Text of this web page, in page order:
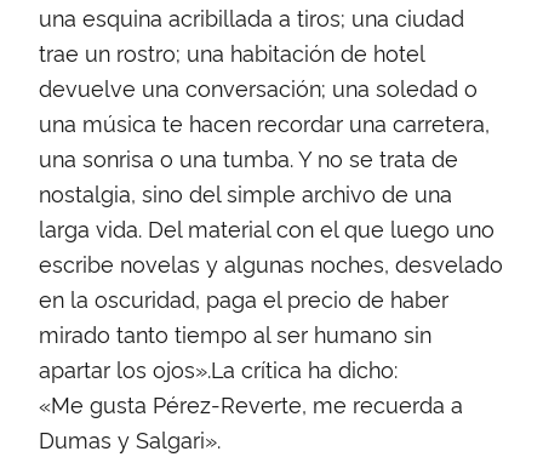
una esquina acribillada a tiros; una ciudad
trae un rostro; una habitación de hotel
devuelve una conversación; una soledad o
una música te hacen recordar una carretera,
una sonrisa o una tumba. Y no se trata de
nostalgia, sino del simple archivo de una
larga vida. Del material con el que luego uno
escribe novelas y algunas noches, desvelado
en la oscuridad, paga el precio de haber
mirado tanto tiempo al ser humano sin
apartar los ojos».La crítica ha dicho:
«Me gusta Pérez-Reverte, me recuerda a
Dumas y Salgari».